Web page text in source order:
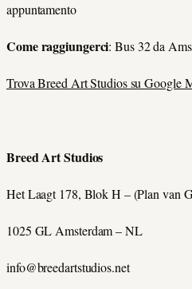
appuntamento
Come raggiungerci:Bus 32 da
Trova Breed Art Studios su Google
Breed Art Studios
Het Laagt 178, Blok H – (Plan van
1025 GL Amsterdam – NL
info@breedartstudios.net